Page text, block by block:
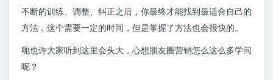
不断的训练、调整、纠正之后，你最终才能找到最适合自己的
方法，这个需要一定的时间，但是掌握了方法也会很快的。
呃也许大家听到这里会头大，心想朋友圈营销怎么这么多学问
呢？